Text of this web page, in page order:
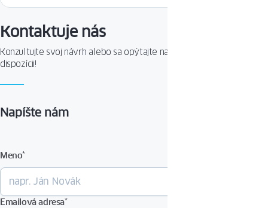
Kontaktuje nás
Konzultujte svoj návrh alebo sa opýtajte na produkt. Sme Vám k
dispozícii!
Napíšte nám
Meno*
Emailová adresa*